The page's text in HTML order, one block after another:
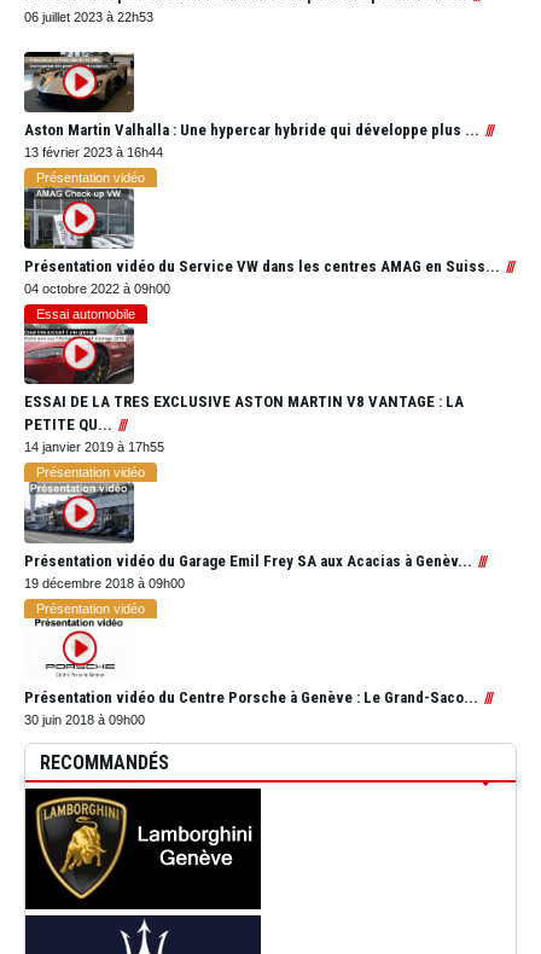
06 juillet 2023 à 22h53
Aston Martin Valhalla : Une hypercar hybride qui développe plus ...
13 février 2023 à 16h44
Présentation vidéo
Présentation vidéo du Service VW dans les centres AMAG en Suiss...
04 octobre 2022 à 09h00
Essai automobile
ESSAI DE LA TRES EXCLUSIVE ASTON MARTIN V8 VANTAGE : LA
PETITE QU...
14 janvier 2019 à 17h55
Présentation vidéo
Présentation vidéo du Garage Emil Frey SA aux Acacias à Genèv...
19 décembre 2018 à 09h00
Présentation vidéo
Présentation vidéo du Centre Porsche à Genève : Le Grand-Saco...
30 juin 2018 à 09h00
RECOMMANDÉS